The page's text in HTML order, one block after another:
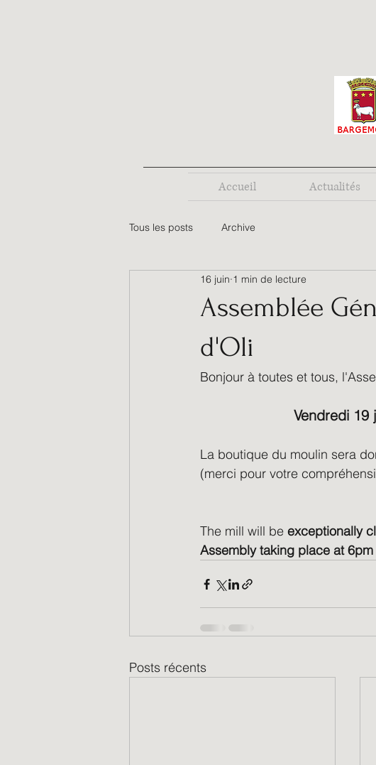
Accueil Actualités
Tous les posts Archive
Assemblée
d'Oli
16 juin 1 min de lecture
Bonjour à toutes et tous,
Vendredi 19
La boutique du moulin sera
(merci pour votre
The mill will be exceptionally
Assembly taking place at
Posts récents